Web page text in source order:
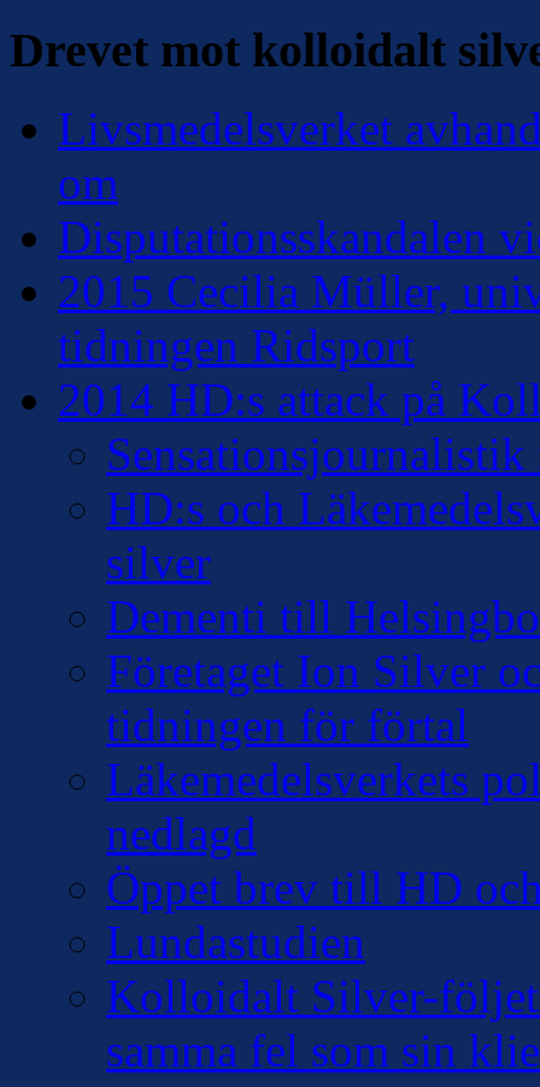
Drevet mot kolloidalt
Livsmedelsverket
om
Disputationsskandalen
2015 Cecilia Müller,
tidningen Ridsport
2014 HD:s attack på
HD:s och
silver
Dementi till
Företaget Ion Silver
tidningen för förtal
Läkemedelsverkets
nedlagd
Öppet brev till HD
Lundastudien
Kolloidalt Silver-
samma fel som sin